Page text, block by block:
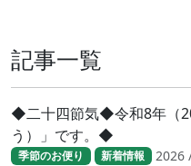
記事一覧
◆二十四節気◆令和8年（
う）」です。◆
季節のお便り 新着情報 2026